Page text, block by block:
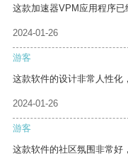
这款加速器VPM应用程序已
2024-01-26
游客
这款软件的设计非常人性化
2024-01-26
游客
这款软件的社区氛围非常好